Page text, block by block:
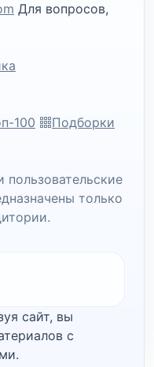
Для вопросов,
100
Подборки
только
сайт, вы
с